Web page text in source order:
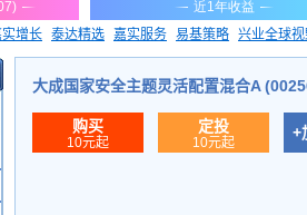
增长 泰达精选 嘉实服务 易基策略 兴业全球
ETF
大成国家安全主题灵活配置混合A
购买
10元起
定投
10元起
+